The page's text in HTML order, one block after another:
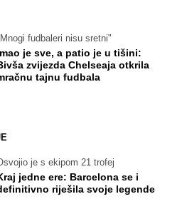
fudbaleri nisu sretni"
je sve, a patio je u tišini:
zvijezda Chelseaja otkrila
tajnu fudbala
je s ekipom 21 trofej
jedne ere: Barcelona se i
riješila svoje legende